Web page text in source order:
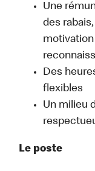
Une
des
motivation
Des
flexibles
Un milieu
Le poste